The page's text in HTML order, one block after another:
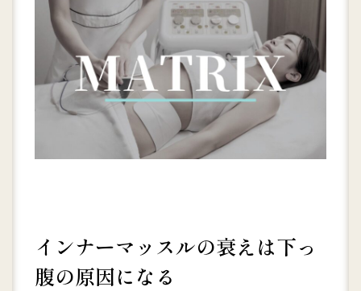
インナーマッスルの衰えは下っ
腹の原因になる